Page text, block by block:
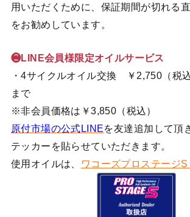
用いただくために、保証期間が切れる
をお勧めしています。
❷LINE会員様限定オイルサービス
・4サイクルオイル交換 ￥2,750（税
まで
※非会員価格は￥3,850（税込）
原付市場の公式LINEを友達追加して頂
テッカーを貼らせていただきます。
使用オイルは、
ワコーズプロステージ